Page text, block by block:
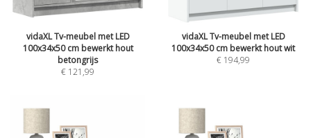
vidaXL Tv-meubel met LED
100x34x50 cm bewerkt hout
betongrijs
€ 121,99
vidaXL Tv-meubel met LED
100x34x50 cm bewerkt hout wit
€ 194,99